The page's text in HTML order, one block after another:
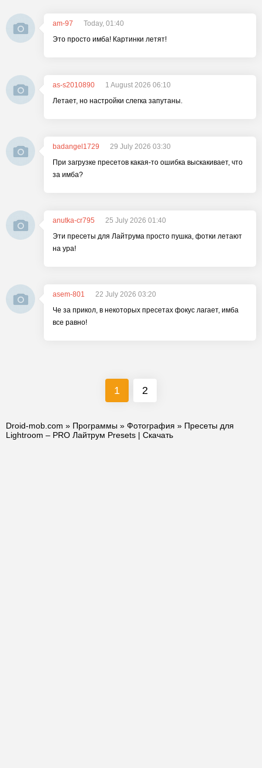
am-97
Today, 01:40
Это просто имба! Картинки летят!
as-s2010890
1 August 2026 06:10
Летает, но настройки слегка запутаны.
badangel1729
29 July 2026 03:30
При загрузке пресетов какая-то ошибка выскакивает, что
за имба?
anutka-cr795
25 July 2026 01:40
Эти пресеты для Лайтрума просто пушка, фотки летают
на ура!
asem-801
22 July 2026 03:20
Че за прикол, в некоторых пресетах фокус лагает, имба
все равно!
1 2
Droid-mob.com » Программы » Фотография » Пресеты для
Lightroom – PRO Лайтрум Presets | Скачать